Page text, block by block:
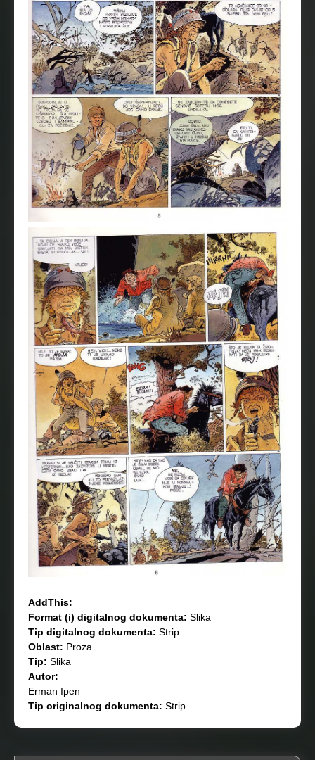
AddThis:
Format (i) digitalnog dokumenta: Slika
Tip digitalnog dokumenta: Strip
Oblast: Proza
Tip: Slika
Autor:
Erman Ipen
Tip originalnog dokumenta: Strip